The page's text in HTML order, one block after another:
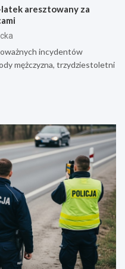
aresztowany za
incydentów
mężczyzna, trzydziestoletni